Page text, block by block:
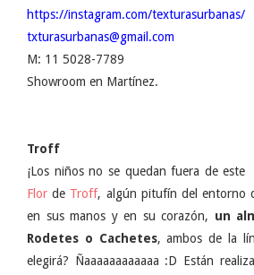
https://instagram.com/texturasurbanas/
txturasurbanas@gmail.com
M: 11 5028-7789
Showroom en Martínez.
Troff
¡Los niños no se quedan fuera de este
Flor de Troff, algún pitufín del entorno
en sus manos y en su corazón, un
Rodetes o Cachetes, ambos de la
elegirá? Ñaaaaaaaaaaaa :D Están